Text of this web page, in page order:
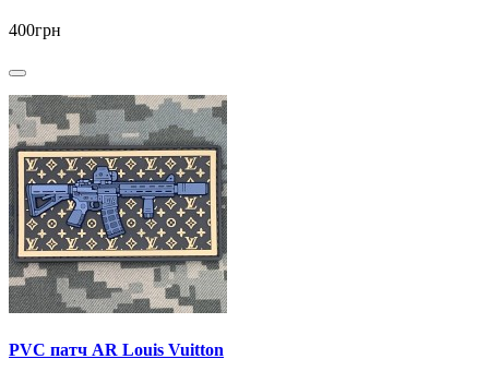
400грн
PVC патч AR Louis Vuitton